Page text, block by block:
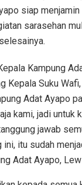
siap
sarasehan
Kampung
Kepala Suku
Adat Ayapo
kami, jadi untuk
jawab
itu sudah
Adat Ayapo,